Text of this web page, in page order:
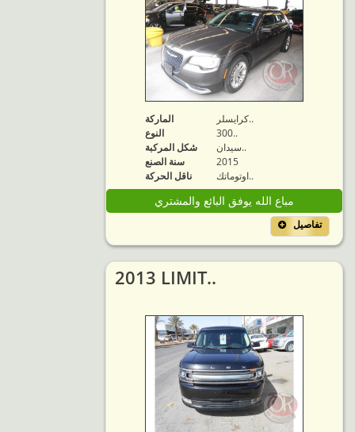
الماركة
كرايسلر..
النوع
300..
شكل المركبة
سيدان..
سنة الصنع
2015
ناقل الحركة
اوتوماتك..
مباع الله يوفق البائع والمشتري
تفاصيل
2013 LIMIT..